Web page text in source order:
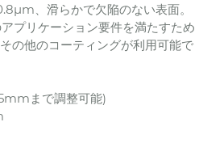
、滑らかで欠陥のない表面。
プリケーション要件を満たすため
の他のコーティングが利用可能で
まで調整可能)